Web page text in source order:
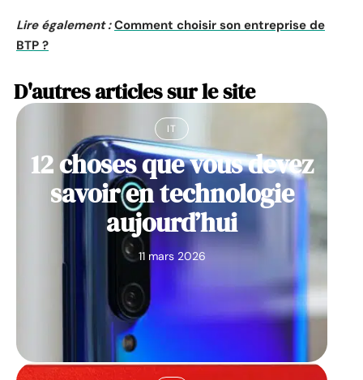
Lire également : Comment choisir son entreprise de
BTP ?
D'autres articles sur le site
IT
12 choses que vous devez
savoir en technologie
aujourd’hui
11 mars 2026